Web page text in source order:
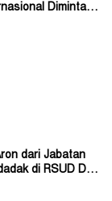
Diminta
dari Jabatan
di RSUD Dok